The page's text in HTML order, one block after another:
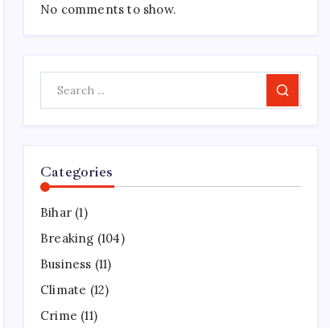
No comments to show.
Search
Categories
Bihar (1)
Breaking (104)
Business (11)
Climate (12)
Crime (11)